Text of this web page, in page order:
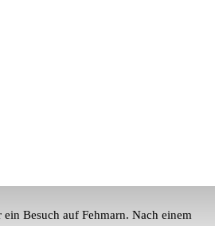
Besuch auf Fehmarn. Nach einem